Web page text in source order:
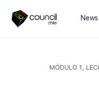
MÓDULO 1,